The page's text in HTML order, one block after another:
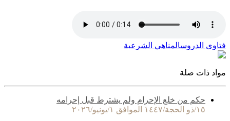
فتاوى الدروسالمناهي الشرعية
مواد ذات صلة
حكم من خلع الإحرام ولم يشترط قبل إحرامه
١٥/ذو الحجة/١٤٤٧ الموافق ١/يونيو/٢٠٢٦